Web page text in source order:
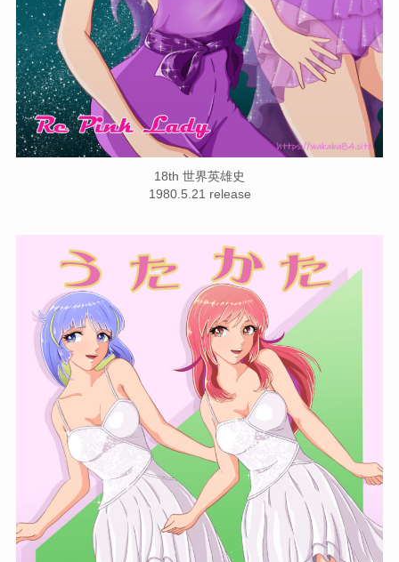
18th 世界英雄史
1980.5.21 release